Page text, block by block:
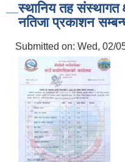
स्थानिय तह संस्थागत
नतिजा प्रकाशन
Submitted on: Wed, 02/